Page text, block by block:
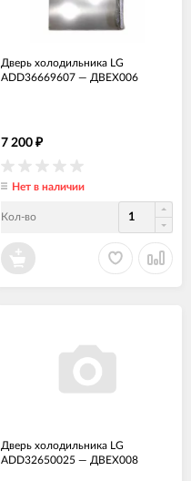
Дверь холодильника LG
ADD36669607 — ДВЕХ006
7 200 ₽
Нет в наличии
Кол-во
Дверь холодильника LG
ADD32650025 — ДВЕХ008